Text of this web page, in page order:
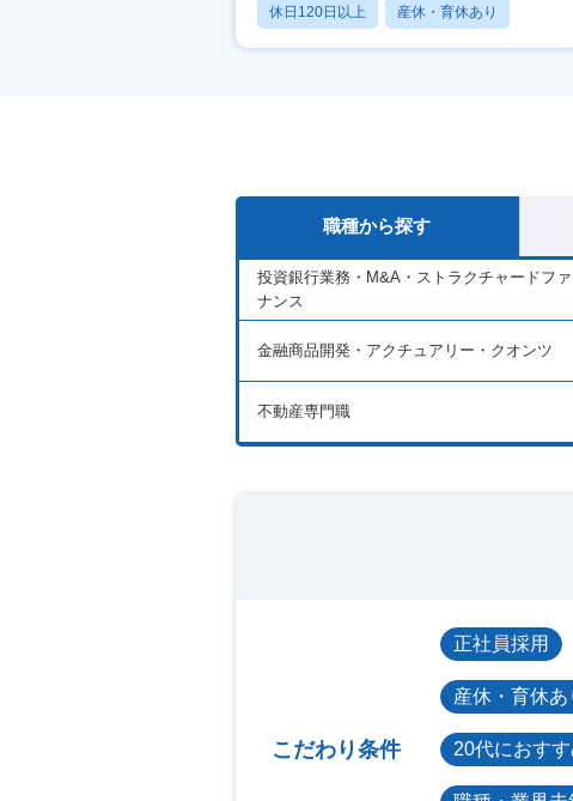
休日120日以上 産休・育休あり
月残業20時間以内
職種から探す
投資銀行業務・M&A・ストラクチャードファ
ナンス
金融商品開発・アクチュアリー・クオンツ
不動産専門職
こだわり条件
正社員採用
産休・育休あ
20代におす